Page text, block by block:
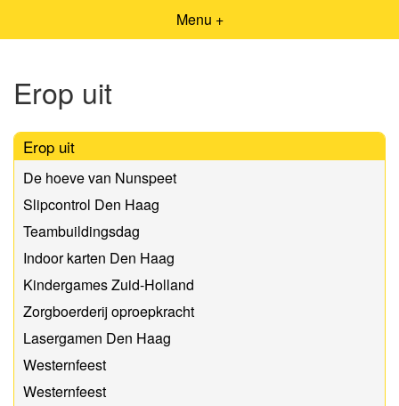
Menu +
Erop uit
Erop uit
De hoeve van Nunspeet
Slipcontrol Den Haag
Teambuildingsdag
Indoor karten Den Haag
Kindergames Zuid-Holland
Zorgboerderij oproepkracht
Lasergamen Den Haag
Westernfeest
Westernfeest